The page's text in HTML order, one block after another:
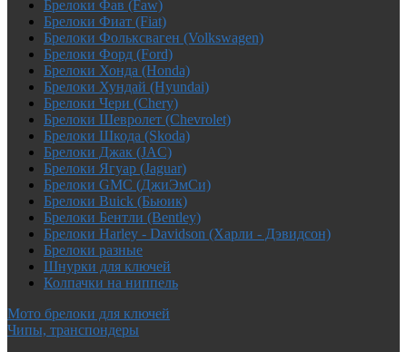
Брелоки Фав (Faw)
Брелоки Фиат (Fiat)
Брелоки Фольксваген (Volkswagen)
Брелоки Форд (Ford)
Брелоки Хонда (Honda)
Брелоки Хундай (Hyundai)
Брелоки Чери (Chery)
Брелоки Шевролет (Chevrolet)
Брелоки Шкода (Skoda)
Брелоки Джак (JAC)
Брелоки Ягуар (Jaguar)
Брелоки GMC (ДжиЭмСи)
Брелоки Buick (Бьюик)
Брелоки Бентли (Bentley)
Брелоки Harley - Davidson (Харли - Дэвидсон)
Брелоки разные
Шнурки для ключей
Колпачки на ниппель
Мото брелоки для ключей
Чипы, транспондеры